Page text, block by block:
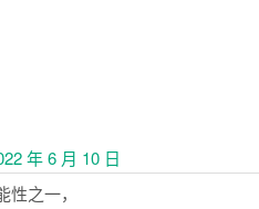
年 6 月 10 日
之一，